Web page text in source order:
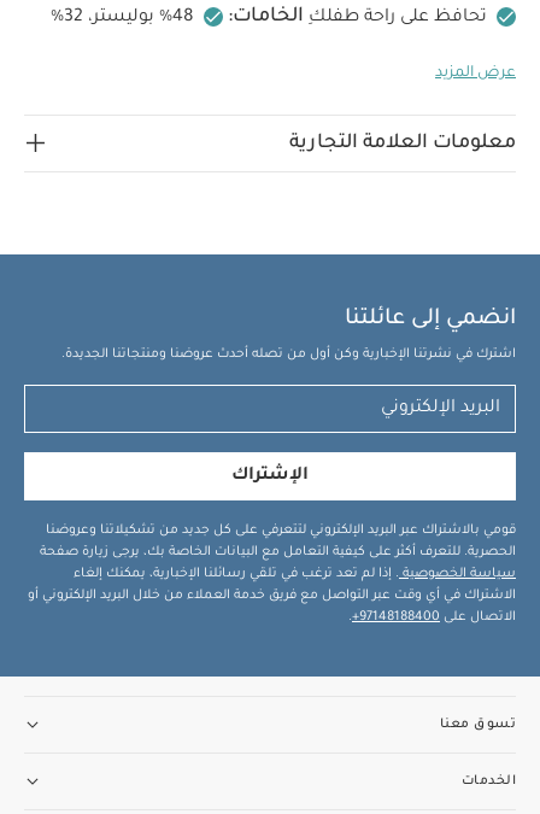
تحافظ على راحة طفلكِ الخامات:
48% بوليستر، 32%
في الغسالة على درجة حرارة 40 درجة مئوية
تستخدمي التنظيف الجاف تعليمات السلامة وتحذيرات:
عرض المزيد
معلومات العلامة التجارية
انضمي إلى عائلتنا
اشترك في نشرتنا الإخبارية وكن أول من تصله أحدث عروضنا ومنتجاتنا الجديدة.
الإشتراك
قومي بالاشتراك عبر البريد الإلكتروني لتتعرفي على كل جديد من تشكيلاتنا وعروضنا
الحصرية. للتعرف أكثر على كيفية التعامل مع البيانات الخاصة بك، يرجى زيارة صفحة
سياسة الخصوصية . إذا لم تعد ترغب في تلقي رسائلنا الإخبارية، يمكنك إلغاء
الاشتراك في أي وقت عبر التواصل مع فريق خدمة العملاء من خلال البريد الإلكتروني أو
الاتصال على 97148188400+
.
تسوق معنا
الخدمات